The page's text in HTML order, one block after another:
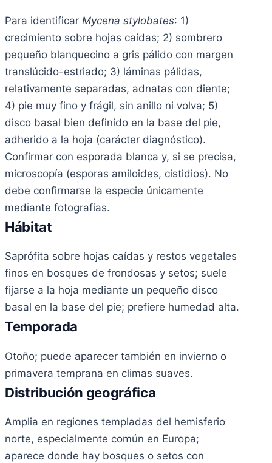
Para identificar Mycena stylobates: 1)
crecimiento sobre hojas caídas; 2) sombrero
pequeño blanquecino a gris pálido con margen
translúcido-estriado; 3) láminas pálidas,
relativamente separadas, adnatas con diente;
4) pie muy fino y frágil, sin anillo ni volva; 5)
disco basal bien definido en la base del pie,
adherido a la hoja (carácter diagnóstico).
Confirmar con esporada blanca y, si se precisa,
microscopía (esporas amiloides, cistidios). No
debe confirmarse la especie únicamente
mediante fotografías.
Hábitat
Saprófita sobre hojas caídas y restos vegetales
finos en bosques de frondosas y setos; suele
fijarse a la hoja mediante un pequeño disco
basal en la base del pie; prefiere humedad alta.
Temporada
Otoño; puede aparecer también en invierno o
primavera temprana en climas suaves.
Distribución geográfica
Amplia en regiones templadas del hemisferio
norte, especialmente común en Europa;
aparece donde hay bosques o setos con